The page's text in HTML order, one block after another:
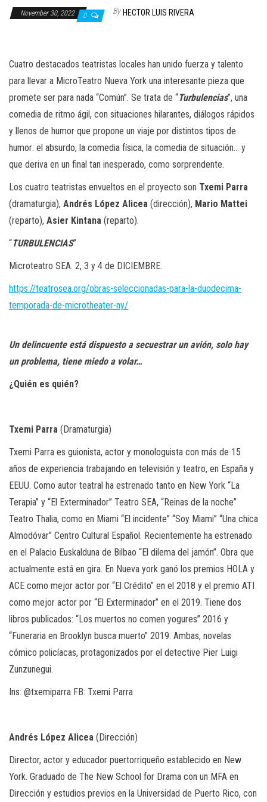
November 30, 2022 0 By HECTOR LUIS RIVERA
Cuatro destacados teatristas locales han unido fuerza y talento
para llevar a MicroTeatro Nueva York una interesante pieza que
promete ser para nada “Común”. Se trata de “Turbulencias”, una
comedia de ritmo ágil, con situaciones hilarantes, diálogos rápidos
y llenos de humor que propone un viaje por distintos tipos de
humor: el absurdo, la comedia física, la comedia de situación… y
que deriva en un final tan inesperado, como sorprendente.
Los cuatro teatristas envueltos en el proyecto son Txemi Parra
(dramaturgia), Andrés López Alicea (dirección), Mario Mattei
(reparto), Asier Kintana (reparto).
“TURBULENCIAS”
Microteatro SEA. 2, 3 y 4 de DICIEMBRE.
https://teatrosea.org/obras-seleccionadas-para-la-duodecima-
temporada-de-microtheater-ny/
Un delincuente está dispuesto a secuestrar un avión, solo hay
un problema, tiene miedo a volar…
¿Quién es quién?
Txemi Parra (Dramaturgia)
Txemi Parra es guionista, actor y monologuista con más de 15
años de experiencia trabajando en televisión y teatro, en España y
EEUU. Como autor teatral ha estrenado tanto en New York “La
Terapia” y “El Exterminador” Teatro SEA, “Reinas de la noche”
Teatro Thalia, como en Miami “El incidente” “Soy Miami” “Una chica
Almodóvar” Centro Cultural Español. Recientemente ha estrenado
en el Palacio Euskalduna de Bilbao “El dilema del jamón”. Obra que
actualmente está en gira. En Nueva york ganó los premios HOLA y
ACE como mejor actor por “El Crédito” en el 2018 y el premio ATI
como mejor actor por “El Exterminador” en el 2019. Tiene dos
libros publicados: “Los muertos no comen yogures” 2016 y
“Funeraria en Brooklyn busca muerto” 2019. Ambas, novelas
cómico policíacas, protagonizados por el detective Pier Luigi
Zunzunegui.
Ins: @txemiparra FB: Txemi Parra
Andrés López Alicea (Dirección)
Director, actor y educador puertorriqueño establecido en New
York. Graduado de The New School for Drama con un MFA en
Dirección y estudios previos en la Universidad de Puerto Rico, con